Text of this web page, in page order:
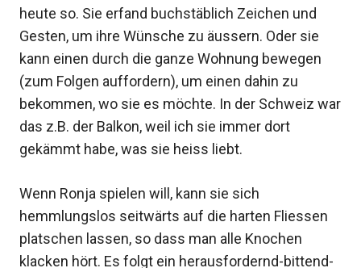
heute so. Sie erfand buchstäblich Zeichen und
Gesten, um ihre Wünsche zu äussern. Oder sie
kann einen durch die ganze Wohnung bewegen
(zum Folgen auffordern), um einen dahin zu
bekommen, wo sie es möchte. In der Schweiz war
das z.B. der Balkon, weil ich sie immer dort
gekämmt habe, was sie heiss liebt.
Wenn Ronja spielen will, kann sie sich
hemmlungslos seitwärts auf die harten Fliessen
platschen lassen, so dass man alle Knochen
klacken hört. Es folgt ein herausfordernd-bittend-